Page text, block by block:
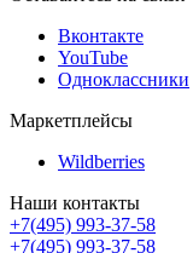
Вконтакте
YouTube
Одноклассники
Маркетплейсы
Wildberries
Наши контакты
+7(495) 993-37-58
+7(495) 993-37-58